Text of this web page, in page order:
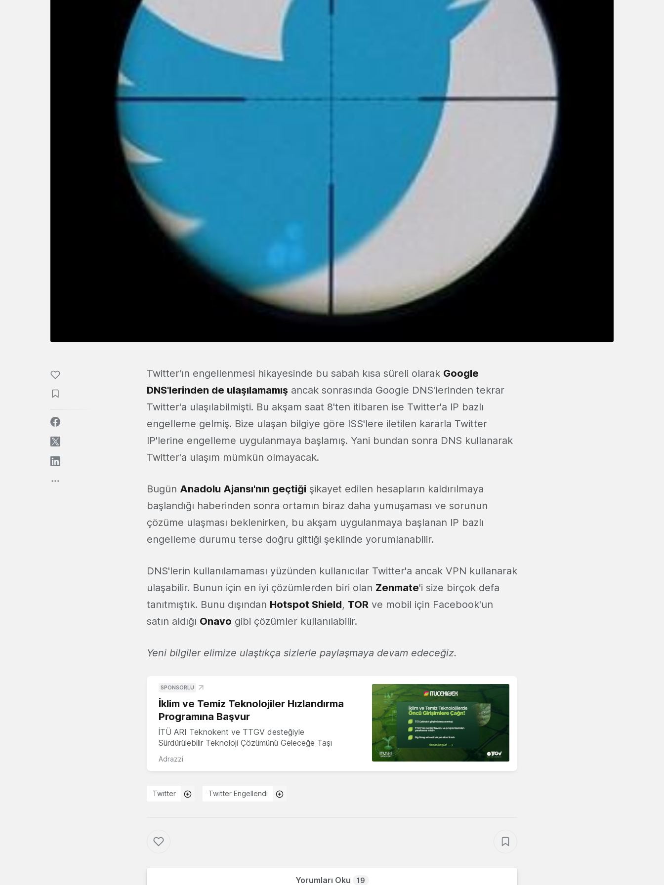
Twitter'ın engellenmesi hikayesinde bu sabah kısa süreli olarak Google
DNS'lerinden de ulaşılamamış ancak sonrasında Google DNS'lerinden tekrar
Twitter'a ulaşılabilmişti. Bu akşam saat 8'ten itibaren ise Twitter'a IP bazlı
engelleme gelmiş. Bize ulaşan bilgiye göre ISS'lere iletilen kararla Twitter
IP'lerine engelleme uygulanmaya başlamış. Yani bundan sonra DNS kullanarak
Twitter'a ulaşım mümkün olmayacak.
Bugün Anadolu Ajansı'nın geçtiği şikayet edilen hesapların kaldırılmaya
başlandığı haberinden sonra ortamın biraz daha yumuşaması ve sorunun
çözüme ulaşması beklenirken, bu akşam uygulanmaya başlanan IP bazlı
engelleme durumu terse doğru gittiği şeklinde yorumlanabilir.
DNS'lerin kullanılamaması yüzünden kullanıcılar Twitter'a ancak VPN kullanarak
ulaşabilir. Bunun için en iyi çözümlerden biri olan Zenmate'i size birçok defa
tanıtmıştık. Bunu dışından Hotspot Shield, TOR ve mobil için Facebook'un
satın aldığı Onavo gibi çözümler kullanılabilir.
Yeni bilgiler elimize ulaştıkça sizlerle paylaşmaya devam edeceğiz.
SPONSORLU
İklim ve Temiz Teknolojiler Hızlandırma
Programına Başvur
İTÜ ARI Teknokent ve TTGV desteğiyle
Sürdürülebilir Teknoloji Çözümünü Geleceğe Taşı
Adrazzi
Twitter Twitter Engellendi
Yorumları Oku 19